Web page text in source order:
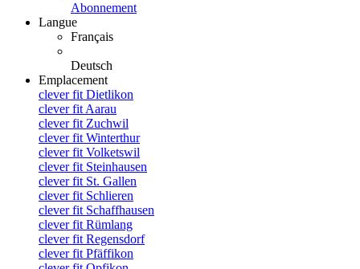
Abonnement
Langue
Français
Deutsch
Emplacement
clever fit Dietlikon
clever fit Aarau
clever fit Zuchwil
clever fit Winterthur
clever fit Volketswil
clever fit Steinhausen
clever fit St. Gallen
clever fit Schlieren
clever fit Schaffhausen
clever fit Rümlang
clever fit Regensdorf
clever fit Pfäffikon